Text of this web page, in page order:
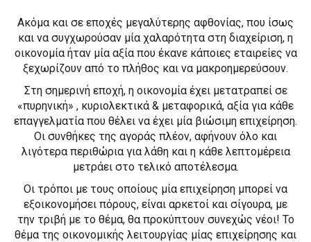
Ακόμα και σε εποχές μεγαλύτερης αφθονίας, που ίσως
και να συγχωρούσαν μία χαλαρότητα στη διαχείριση, η
οικονομία ήταν μία αξία που έκανε κάποιες εταιρείες να
ξεχωρίζουν από το πλήθος και να μακροημερεύσουν.
Στη σημερινή εποχή, η οικονομία έχει μετατραπεί σε
«πυρηνική» , κυριολεκτικά & μεταφορικά, αξία για κάθε
επαγγελματία που θέλει να έχει μία βιώσιμη επιχείρηση.
Οι συνθήκες της αγοράς πλέον, αφήνουν όλο και
λιγότερα περιθώρια για λάθη και η κάθε λεπτομέρεια
μετράει στο τελικό αποτέλεσμα.
Οι τρόποι με τους οποίους μία επιχείρηση μπορεί να
εξοικονομήσει πόρους, είναι αρκετοί και σίγουρα, με
την τριβή με το θέμα, θα προκύπτουν συνεχώς νέοι! Το
θέμα της οικονομικής λειτουργίας μίας επιχείρησης και